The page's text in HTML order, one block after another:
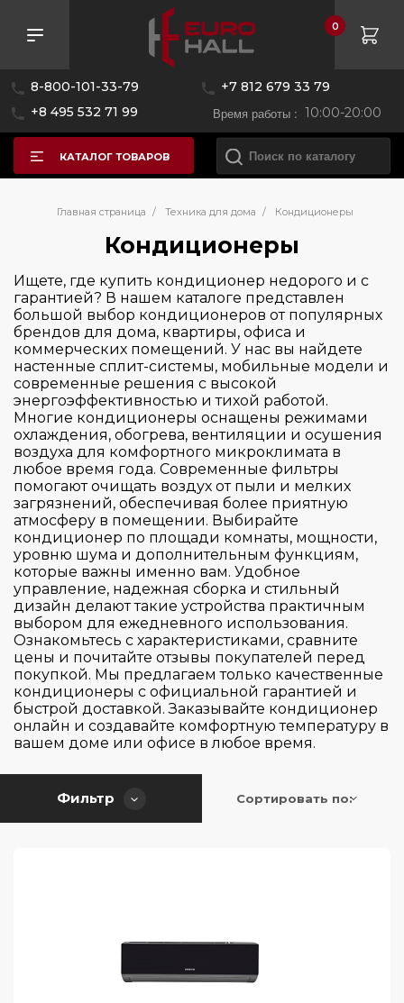
8-800-101-33-79
+7 812 679 33 79
+8 495 532 71 99
Время работы : 10:00-20:00
0
КАТАЛОГ ТОВАРОВ
Главная страница / Техника для дома / Кондиционеры
Кондиционеры
Ищете, где купить кондиционер недорого и с
гарантией? В нашем каталоге представлен
большой выбор кондиционеров от популярных
брендов для дома, квартиры, офиса и
коммерческих помещений. У нас вы найдете
настенные сплит-системы, мобильные модели и
современные решения с высокой
энергоэффективностью и тихой работой.
Многие кондиционеры оснащены режимами
охлаждения, обогрева, вентиляции и осушения
воздуха для комфортного микроклимата в
любое время года. Современные фильтры
помогают очищать воздух от пыли и мелких
загрязнений, обеспечивая более приятную
атмосферу в помещении. Выбирайте
кондиционер по площади комнаты, мощности,
уровню шума и дополнительным функциям,
которые важны именно вам. Удобное
управление, надежная сборка и стильный
дизайн делают такие устройства практичным
выбором для ежедневного использования.
Ознакомьтесь с характеристиками, сравните
цены и почитайте отзывы покупателей перед
покупкой. Мы предлагаем только качественные
кондиционеры с официальной гарантией и
быстрой доставкой. Заказывайте кондиционер
онлайн и создавайте комфортную температуру в
вашем доме или офисе в любое время.
Фильтр
Розничная цена
—
Бренд
Страна производитель
Китай
Цвет
Управление
пульт
Таймер
есть
Применить Сбросить
Сортировать по: